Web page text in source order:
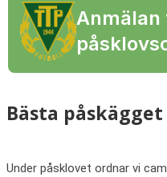
Anmälan
Bästa
Under påsklovet ordnar vi